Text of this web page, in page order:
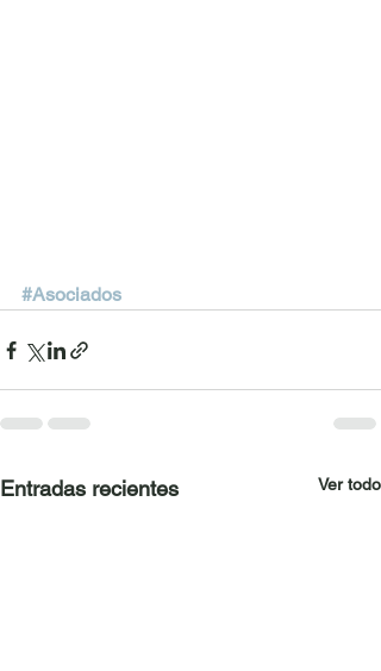
#Asociados
Entradas recientes Ver todo